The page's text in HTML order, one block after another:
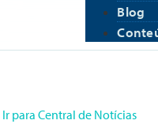
Blog
Ir para Central de Notícias